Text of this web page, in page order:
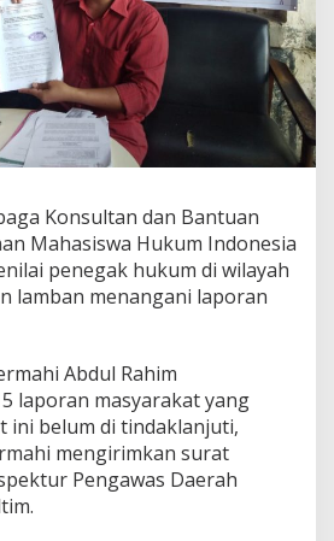
Konsultan dan Bantuan
Mahasiswa Hukum Indonesia
penegak hukum di wilayah
lamban menangani laporan
Abdul Rahim
laporan masyarakat yang
ini belum di tindaklanjuti,
mengirimkan surat
Pengawas Daerah